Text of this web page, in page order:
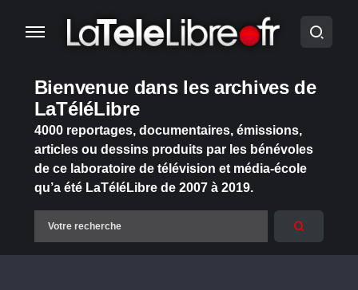
Bienvenue dans les archives de
LaTéléLibre
4000 reportages, documentaires, émissions,
articles ou dessins produits par les bénévoles
de ce laboratoire de télévision et média-école
qu’a été LaTéléLibre de 2007 à 2019.